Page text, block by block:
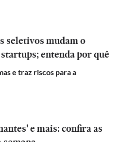
seletivos mudam o
entenda por quê
e traz riscos para a
e mais: confira as